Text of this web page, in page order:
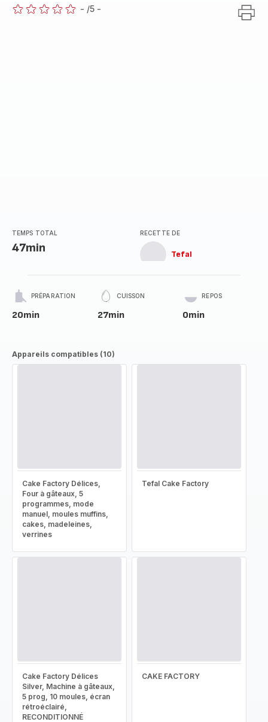
- /5 -
TEMPS TOTAL
47min
RECETTE DE
Tefal
PRÉPARATION
20min
CUISSON
27min
REPOS
0min
Appareils compatibles (10)
Cake Factory Délices,
Four à gâteaux, 5
programmes, mode
manuel, moules muffins,
cakes, madeleines,
verrines
Tefal Cake Factory
Cake Factory Délices
Silver, Machine à gâteaux,
5 prog, 10 moules, écran
rétroéclairé,
RECONDITIONNÉ
CAKE FACTORY